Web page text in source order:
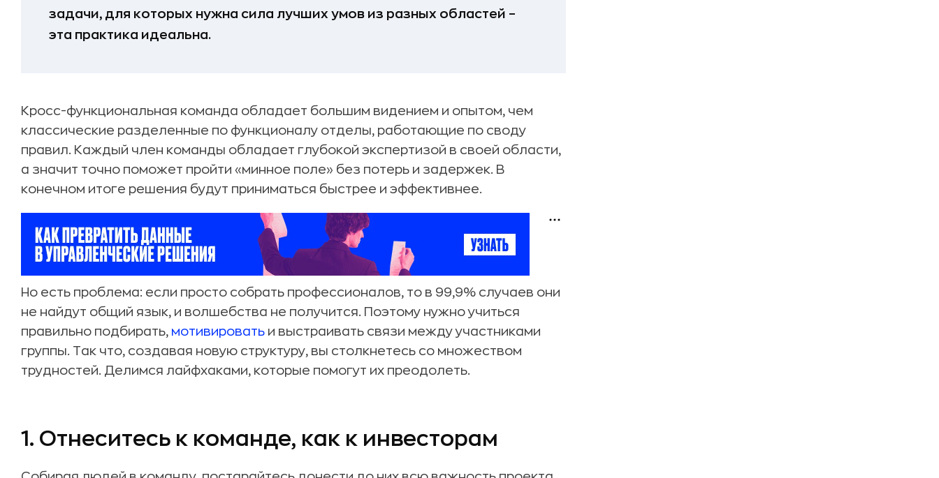
задачи, для которых нужна сила лучших умов из разных областей –
эта практика идеальна.
Кросс-функциональная команда обладает большим видением и опытом, чем
классические разделенные по функционалу отделы, работающие по своду
правил. Каждый член команды обладает глубокой экспертизой в своей области,
а значит точно поможет пройти «минное поле» без потерь и задержек. В
конечном итоге решения будут приниматься быстрее и эффективнее.
Но есть проблема: если просто собрать профессионалов, то в 99,9% случаев они
не найдут общий язык, и волшебства не получится. Поэтому нужно учиться
правильно подбирать, мотивировать и выстраивать связи между участниками
группы. Так что, создавая новую структуру, вы столкнетесь со множеством
трудностей. Делимся лайфхаками, которые помогут их преодолеть.
1. Отнеситесь к команде, как к инвесторам